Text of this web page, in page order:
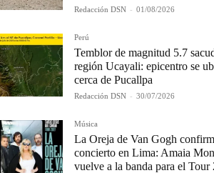
Redacción DSN - 01/08/2026
Perú
Temblor de magnitud 5.7
región Ucayali: epicentro se
cerca de Pucallpa
Redacción DSN - 30/07/2026
Música
La Oreja de Van Gogh
concierto en Lima: Amaia
vuelve a la banda para el Tour